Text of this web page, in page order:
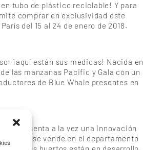
tubo de plástico reciclable! Y para
comprar en exclusividad este
del 15 al 24 de enero de 2018.
¡aquí están sus medidas! Nacida en
las manzanas Pacific y Gala con un
de Blue Whale presentes en
representa a la vez una innovación
que se vende en el departamento